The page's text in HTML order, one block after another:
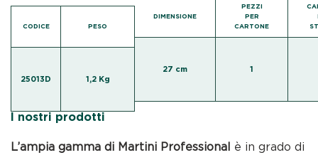
CODICE PESO
25013D 1,2 Kg
DIMENSIONE
PEZZI
PER
CARTONE
27 cm 1
I nostri prodotti
L’ampia gamma di Martini Professional è in grado di